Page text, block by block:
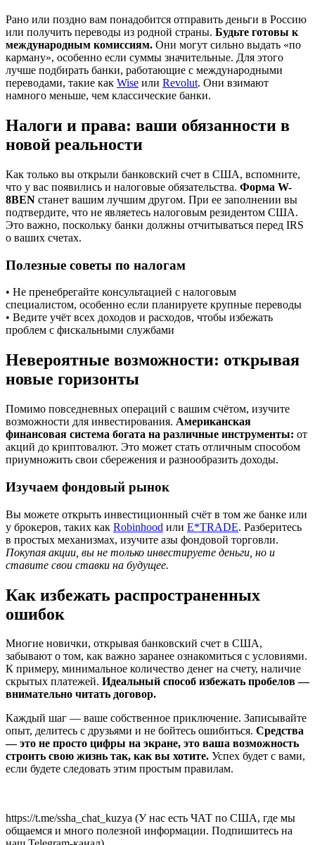
Рано или поздно вам понадобится отправить деньги в Россию
или получить переводы из родной страны. Будьте готовы к
международным комиссиям. Они могут сильно выдать «по
карману», особенно если суммы значительные. Для этого
лучше подбирать банки, работающие с международными
переводами, такие как Wise или Revolut. Они взимают
намного меньше, чем классические банки.
Налоги и права: ваши обязанности в
новой реальности
Как только вы открыли банковский счет в США, вспомните,
что у вас появились и налоговые обязательства. Форма W-
8BEN станет вашим лучшим другом. При ее заполнении вы
подтвердите, что не являетесь налоговым резидентом США.
Это важно, поскольку банки должны отчитываться перед IRS
о ваших счетах.
Полезные советы по налогам
• Не пренебрегайте консультацией с налоговым
специалистом, особенно если планируете крупные переводы
• Ведите учёт всех доходов и расходов, чтобы избежать
проблем с фискальными службами
Невероятные возможности: открывая
новые горизонты
Помимо повседневных операций с вашим счётом, изучите
возможности для инвестирования. Американская
финансовая система богата на различные инструменты: от
акций до криптовалют. Это может стать отличным способом
приумножить свои сбережения и разнообразить доходы.
Изучаем фондовый рынок
Вы можете открыть инвестиционный счёт в том же банке или
у брокеров, таких как Robinhood или E*TRADE. Разберитесь
в простых механизмах, изучите азы фондовой торговли.
Покупая акции, вы не только инвестируете деньги, но и
ставите свои ставки на будущее.
Как избежать распространенных
ошибок
Многие новички, открывая банковский счет в США,
забывают о том, как важно заранее ознакомиться с условиями.
К примеру, минимальное количество денег на счету, наличие
скрытых платежей. Идеальный способ избежать пробелов —
внимательно читать договор.
Каждый шаг — ваше собственное приключение. Записывайте
опыт, делитесь с друзьями и не бойтесь ошибиться. Средства
— это не просто цифры на экране, это ваша возможность
строить свою жизнь так, как вы хотите. Успех будет с вами,
если будете следовать этим простым правилам.
https://t.me/ssha_chat_kuzya (У нас есть ЧАТ по США, где мы
общаемся и много полезной информации. Подпишитесь на